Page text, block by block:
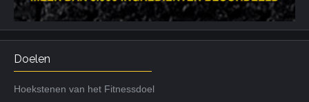
Doelen
Hoekstenen van het Fitnessdoel